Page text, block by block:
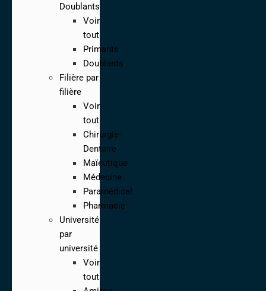
Doublants
Voir
tout
Primants
Doublants
Filière par
filière
Voir
tout
Chirurgie-
Dentaire
Maïeutique
Médecine
Paramédical
Pharmacie
Université
par
université
Voir
tout